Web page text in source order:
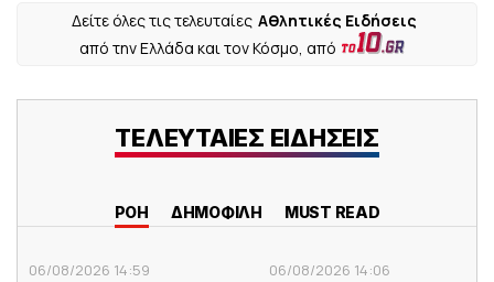
Δείτε όλες τις τελευταίες Αθλητικές Ειδήσεις
από την Ελλάδα και τον Κόσμο, από
ΤΕΛΕΥΤΑΙΕΣ ΕΙΔΗΣΕΙΣ
ΡΟΗ ΔΗΜΟΦΙΛΗ MUST READ
06/08/2026 14:59 06/08/2026 14:06